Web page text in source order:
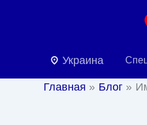
Украина
Главная Блог